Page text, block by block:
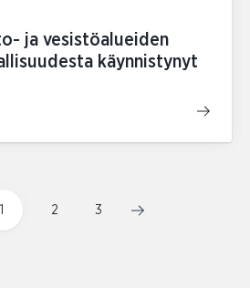
ja vesistöalueiden
käynnistynyt
1 2 3